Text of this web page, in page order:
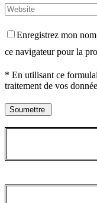
Enregistrez mon
ce navigateur pour la
* En utilisant ce
traitement de vos